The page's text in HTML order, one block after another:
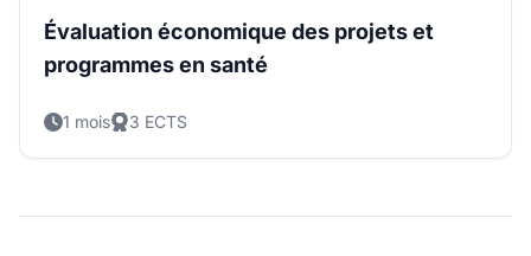
Évaluation économique des projets et
programmes en santé
1 mois 3 ECTS